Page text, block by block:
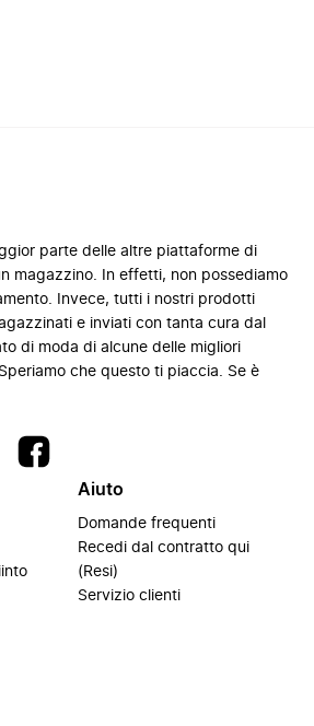
parte delle altre piattaforme di
magazzino. In effetti, non possediamo
Invece, tutti i nostri prodotti
e inviati con tanta cura dal
di moda di alcune delle migliori
che questo ti piaccia. Se è
Aiuto
Domande frequenti
Recedi dal contratto qui
(Resi)
Servizio clienti